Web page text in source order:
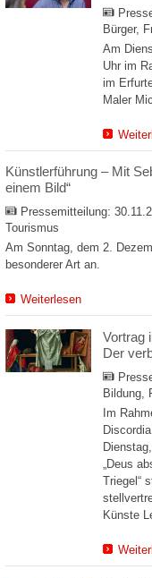
Bürger,
Am
Uhr im
im
Maler
Künstlerführung – Mit
einem Bild“
Pressemitteilung:
Tourismus
Am Sonntag, dem 2.
besonderer Art an.
Weiterlesen
Vortrag
Der
Bildung,
Im
„Deus
Triegel“
Künste